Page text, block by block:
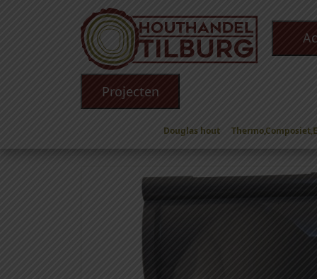
Projecten
Douglas hout
Toebehoren/ PVC en Zink/PVC